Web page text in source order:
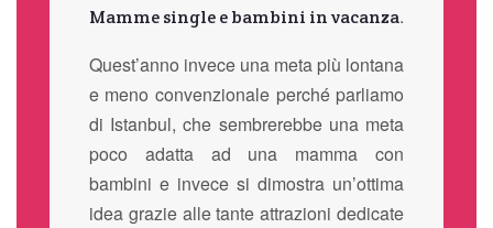
Mamme single e bambini in vacanza.
Quest’anno invece una meta più lontana
e meno convenzionale perché parliamo
di Istanbul, che sembrerebbe una meta
poco adatta ad una mamma con
bambini e invece si dimostra un’ottima
idea grazie alle tante attrazioni dedicate